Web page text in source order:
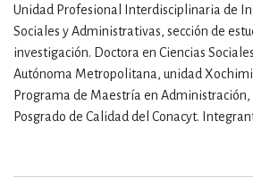
Unidad Profesional Interdisciplinaria de
Sociales y Administrativas, sección de
investigación. Doctora en Ciencias
Autónoma Metropolitana, unidad
Programa de Maestría en
Posgrado de Calidad del Conacyt.